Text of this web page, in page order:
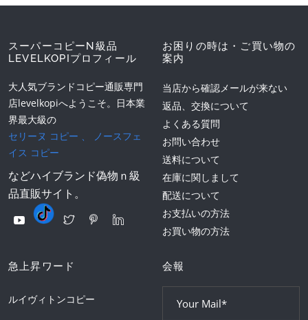
スーパーコピーN級品
LEVELKOPIプロフィール
大人気ブランドコピー通販専門
店levelkopiへようこそ。日本業
界最大級の
セリーヌ コピー 、
ノースフェ
イス コピー
などハイブランド偽物ｎ級
品直販サイト。
お困りの時は・ご買い物の
案内
当店から確認メールが来ない
返品、交換について
よくある質問
お問い合わせ
送料について
在庫に関しまして
配送について
お支払いの方法
お買い物の方法
急上昇ワード
ルイヴィトンコピー
会報